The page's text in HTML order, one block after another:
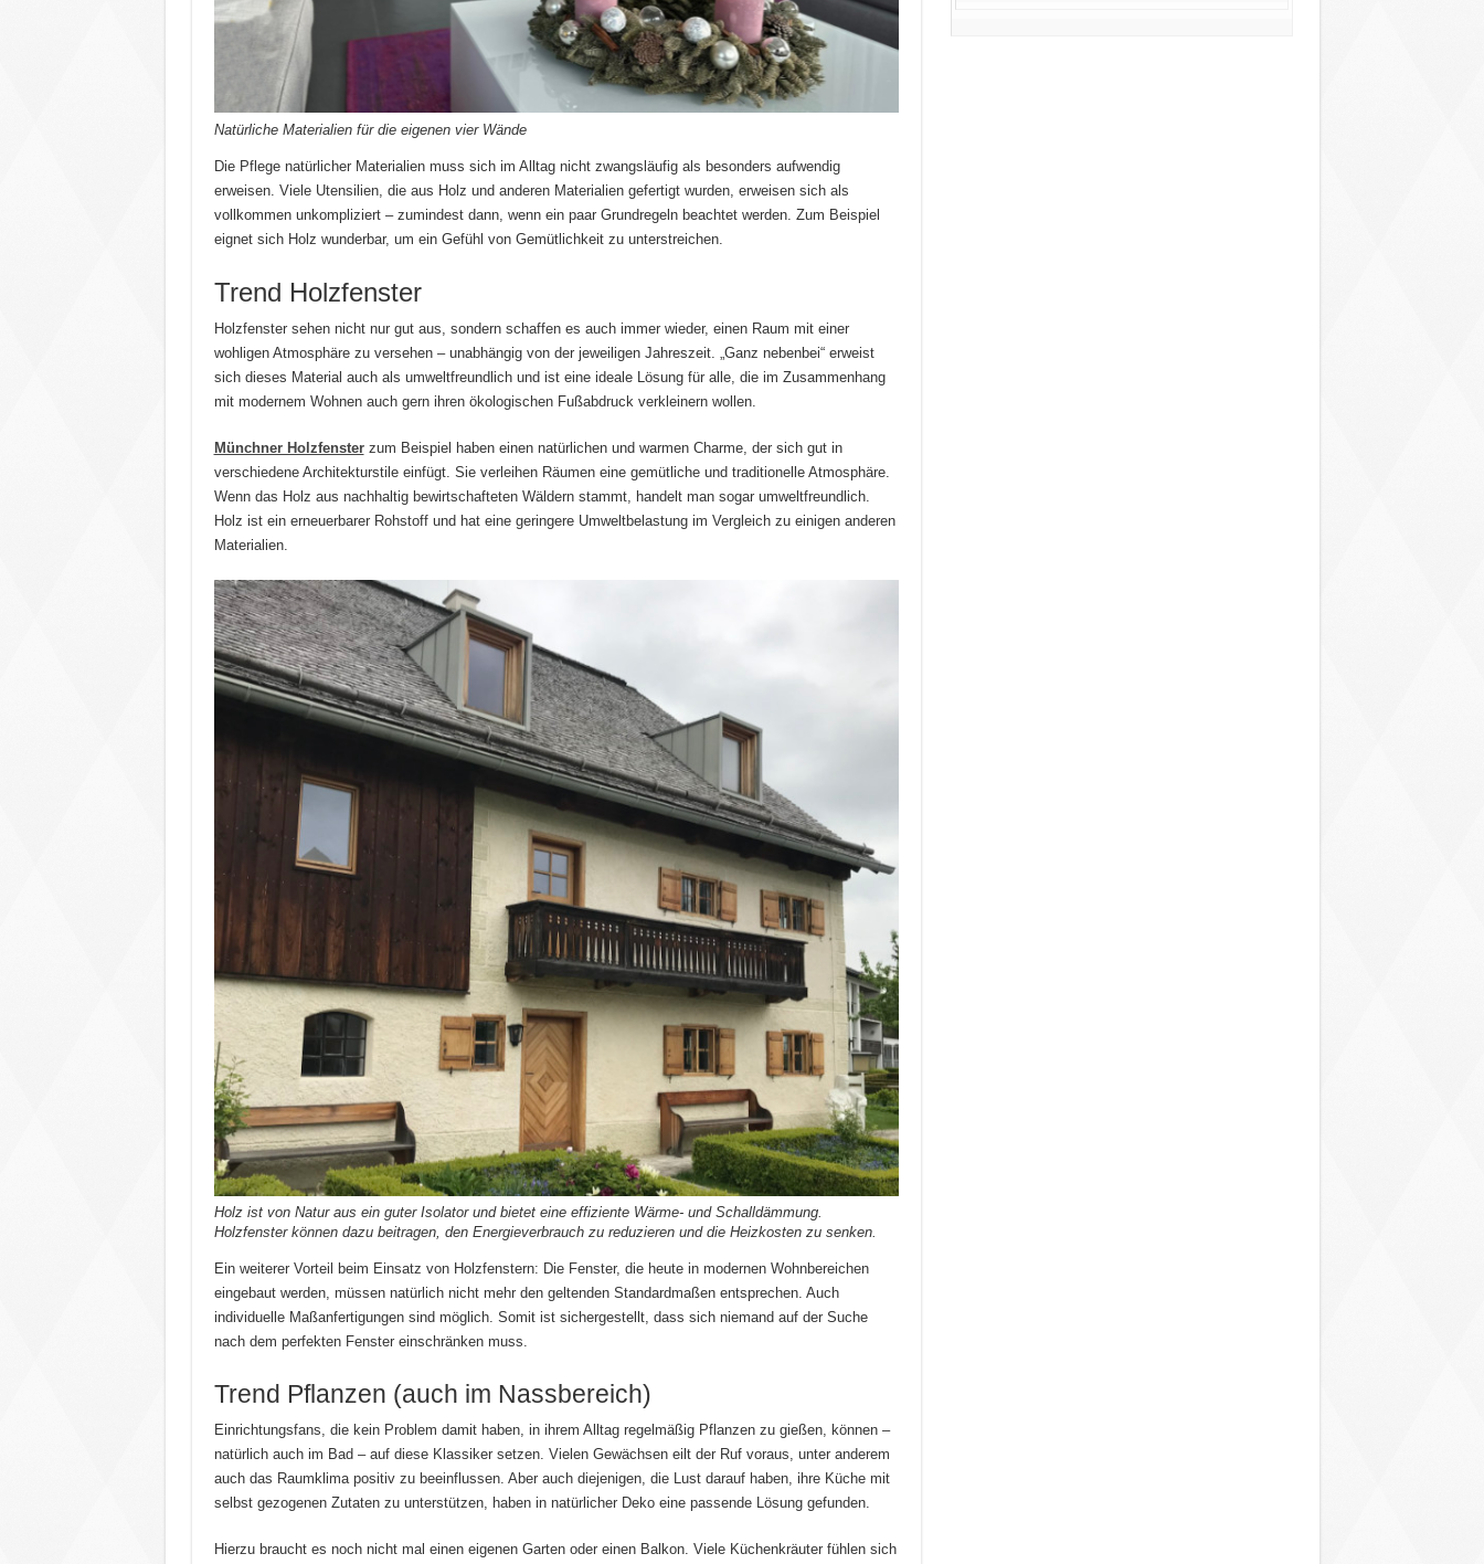
Natürliche Materialien für die eigenen vier Wände
Die Pflege natürlicher Materialien muss sich im Alltag nicht zwangsläufig als besonders aufwendig
erweisen. Viele Utensilien, die aus Holz und anderen Materialien gefertigt wurden, erweisen sich als
vollkommen unkompliziert – zumindest dann, wenn ein paar Grundregeln beachtet werden. Zum Beispiel
eignet sich Holz wunderbar, um ein Gefühl von Gemütlichkeit zu unterstreichen.
Trend Holzfenster
Holzfenster sehen nicht nur gut aus, sondern schaffen es auch immer wieder, einen Raum mit einer
wohligen Atmosphäre zu versehen – unabhängig von der jeweiligen Jahreszeit. „Ganz nebenbei“ erweist
sich dieses Material auch als umweltfreundlich und ist eine ideale Lösung für alle, die im Zusammenhang
mit modernem Wohnen auch gern ihren ökologischen Fußabdruck verkleinern wollen.
Münchner Holzfensterzum Beispiel haben einen natürlichen und warmen Charme, der sich gut in
verschiedene Architekturstile einfügt. Sie verleihen Räumen eine gemütliche und traditionelle Atmosphäre.
Wenn das Holz aus nachhaltig bewirtschafteten Wäldern stammt, handelt man sogar umweltfreundlich.
Holz ist ein erneuerbarer Rohstoff und hat eine geringere Umweltbelastung im Vergleich zu einigen anderen
Materialien.
Holz ist von Natur aus ein guter Isolator und bietet eine effiziente Wärme- und Schalldämmung.
Holzfenster können dazu beitragen, den Energieverbrauch zu reduzieren und die Heizkosten zu senken.
Ein weiterer Vorteil beim Einsatz von Holzfenstern: Die Fenster, die heute in modernen Wohnbereichen
eingebaut werden, müssen natürlich nicht mehr den geltenden Standardmaßen entsprechen. Auch
individuelle Maßanfertigungen sind möglich. Somit ist sichergestellt, dass sich niemand auf der Suche
nach dem perfekten Fenster einschränken muss.
Trend Pflanzen (auch im Nassbereich)
Einrichtungsfans, die kein Problem damit haben, in ihrem Alltag regelmäßig Pflanzen zu gießen, können –
natürlich auch im Bad – auf diese Klassiker setzen. Vielen Gewächsen eilt der Ruf voraus, unter anderem
auch das Raumklima positiv zu beeinflussen. Aber auch diejenigen, die Lust darauf haben, ihre Küche mit
selbst gezogenen Zutaten zu unterstützen, haben in natürlicher Deko eine passende Lösung gefunden.
Hierzu braucht es noch nicht mal einen eigenen Garten oder einen Balkon. Viele Küchenkräuter fühlen sich